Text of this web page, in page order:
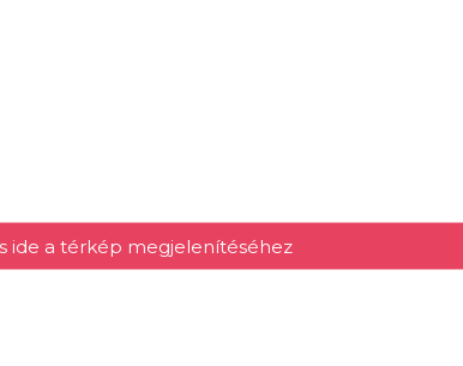
ide a térkép megjelenítéséhez